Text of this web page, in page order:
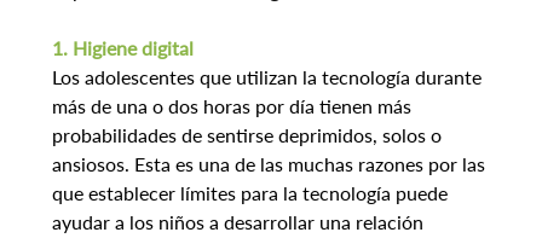
1. Higiene digital
Los adolescentes que utilizan la tecnología durante
más de una o dos horas por día tienen más
probabilidades de sentirse deprimidos, solos o
ansiosos. Esta es una de las muchas razones por las
que establecer límites para la tecnología puede
ayudar a los niños a desarrollar una relación